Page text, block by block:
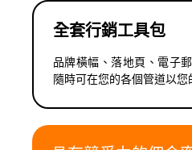
全套行銷工具包
品牌橫幅、落地頁、電子
隨時可在您的各個管道以您